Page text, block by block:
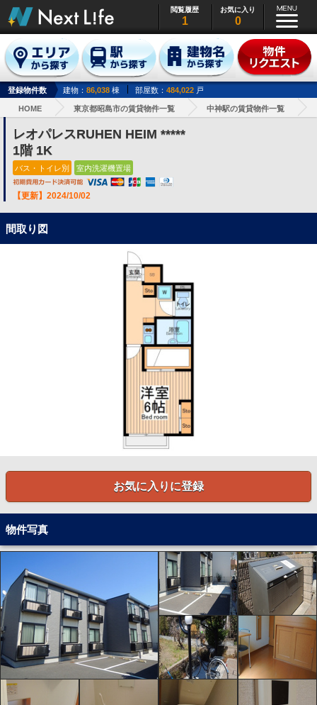
閲覧履歴
1
お気に入り
0
登録物件数 建物： 86,038 棟 部屋数： 484,022 戸
HOME 東京都昭島市の賃貸物件一覧 中神駅の賃貸物件一覧
レオパレスRUHEN HEIM *****
1階 1K
バス・トイレ別 室内洗濯機置場
【更新】2024/10/02
間取り図
お気に入りに登録
物件写真